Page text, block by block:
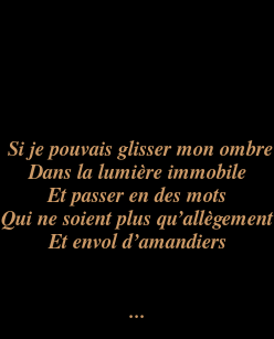
Si je pouvais glisser mon ombre
Dans la lumière immobile
Et passer en des mots
Qui ne soient plus qu’allègement
Et envol d’amandiers
...